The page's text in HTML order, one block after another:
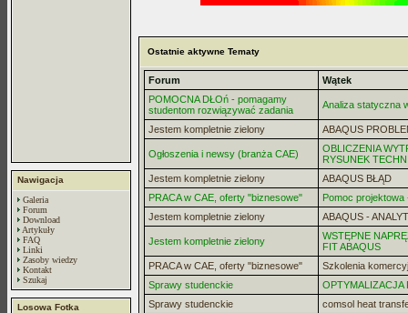
Nawigacja
Galeria
Forum
Download
Artykuły
FAQ
Linki
Zasoby wiedzy
Kontakt
Szukaj
Losowa Fotka
Ostatnie aktywne Tematy
Forum
Wątek
POMOCNA DŁOń - pomagamy
studentom rozwiązywać zadania
Analiza statyczna
Jestem kompletnie zielony ABAQUS
Ogłoszenia i newsy (branża CAE)
OBLICZENIA
RYSUNEK
Jestem kompletnie zielony
ABAQUS BŁĄD
PRACA w CAE, oferty "biznesowe"
Pomoc projektowa
Jestem kompletnie zielony
ABAQUS -
Jestem kompletnie zielony
WSTĘPNE
FIT ABAQUS
PRACA w CAE, oferty "biznesowe"
Szkolenia
Sprawy studenckie
OPTYMALIZACJA
Sprawy studenckie
comsol heat